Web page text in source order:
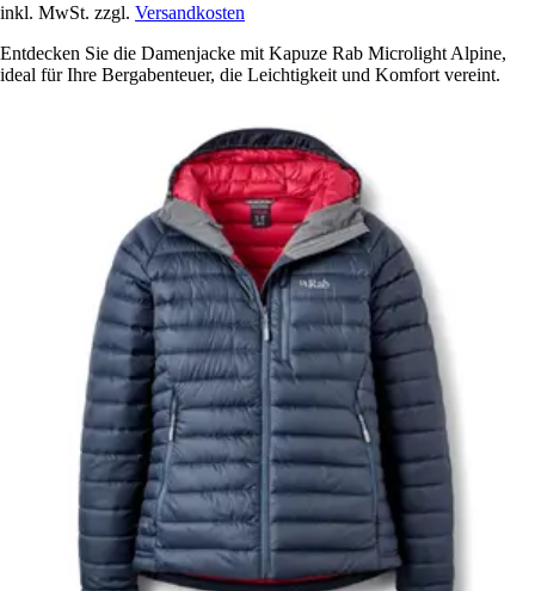
inkl. MwSt. zzgl. Versandkosten
Entdecken Sie die Damenjacke mit Kapuze Rab Microlight Alpine,
ideal für Ihre Bergabenteuer, die Leichtigkeit und Komfort vereint.